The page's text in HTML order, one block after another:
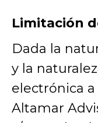
Limitación
Dada la
y la
electrónica
Altamar